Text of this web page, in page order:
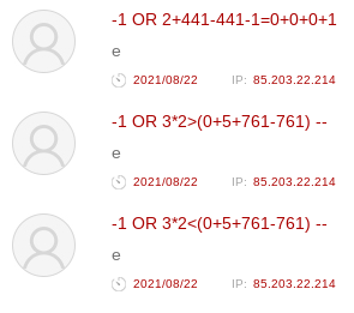
-1 OR 2+441-441-1=0+0+0+1
e
2021/08/22 85.203.22.214
-1 OR 3*2>(0+5+761-761) --
e
2021/08/22 85.203.22.214
-1 OR 3*2<(0+5+761-761) --
e
2021/08/22 85.203.22.214